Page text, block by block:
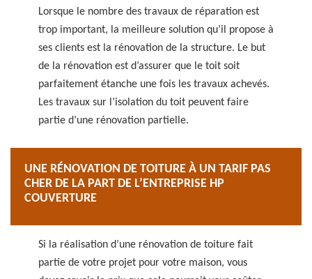
Lorsque le nombre des travaux de réparation est
trop important, la meilleure solution qu’il propose à
ses clients est la rénovation de la structure. Le but
de la rénovation est d’assurer que le toit soit
parfaitement étanche une fois les travaux achevés.
Les travaux sur l’isolation du toit peuvent faire
partie d’une rénovation partielle.
UNE RÉNOVATION DE TOITURE À UN TARIF PAS
CHER DE LA PART DE L’ENTREPRISE HP
COUVERTURE
Si la réalisation d’une rénovation de toiture fait
partie de votre projet pour votre maison, vous